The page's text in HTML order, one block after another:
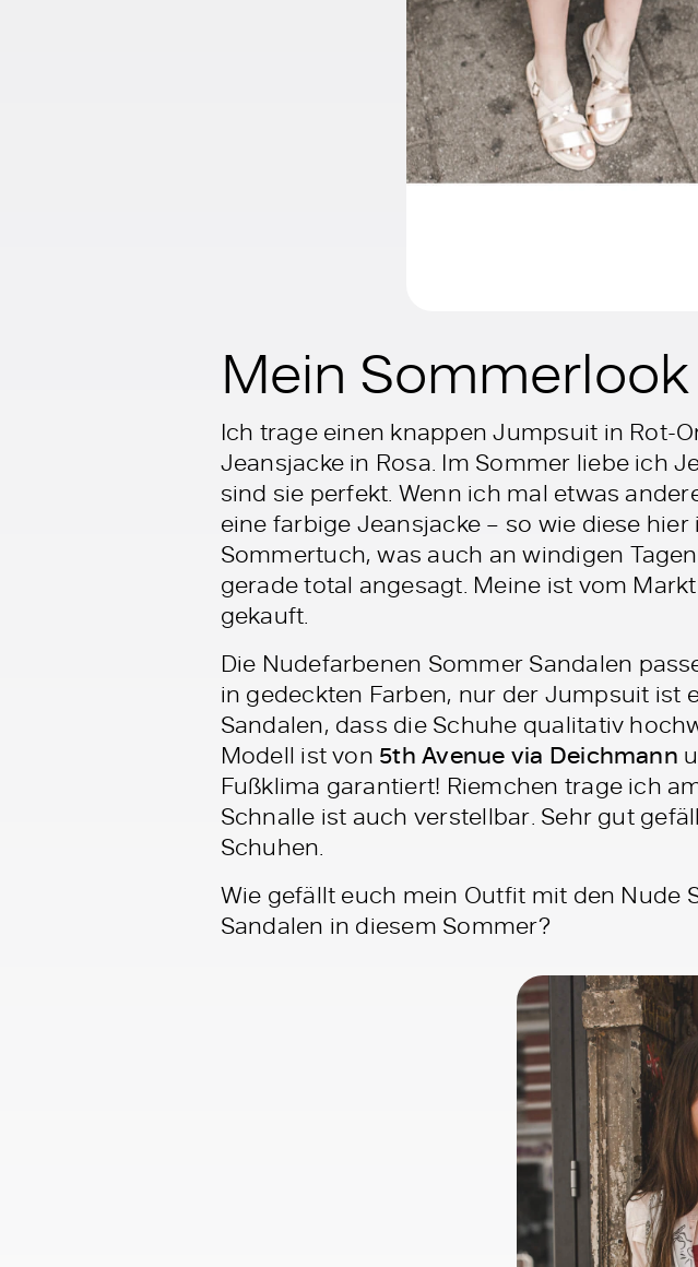
Mein
Ich trage einen knappen Jumpsuit in Rot-
Jeansjacke in Rosa. Im Sommer liebe ich
sind sie perfekt. Wenn ich mal etwas
eine farbige Jeansjacke – so wie diese
Sommertuch, was auch an windigen
gerade total angesagt. Meine ist vom
gekauft.
Die Nudefarbenen Sommer Sandalen
in gedeckten Farben, nur der Jumpsuit ist
Sandalen, dass die Schuhe qualitativ
Modell ist von 5th Avenue via Deichmann
Fußklima garantiert! Riemchen trage ich
Schnalle ist auch verstellbar. Sehr gut
Schuhen.
Wie gefällt euch mein Outfit mit den Nude
Sandalen in diesem Sommer?